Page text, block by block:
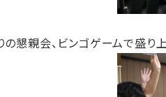
懇親会、ビンゴゲームで盛り上